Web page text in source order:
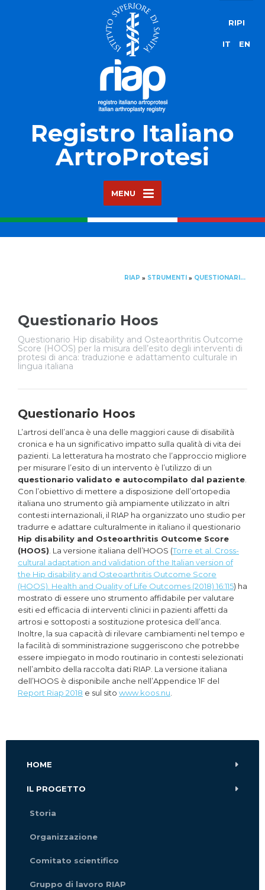
Registro Italiano
ArtroProtesi
MENU
RIPI
IT EN
RIAP » STRUMENTI » QUESTIONARIO HOOS
Questionario Hoos
Questionario Hip disability and Osteaorthritis Outcome
Score (HOOS) per la misura dell’esito degli interventi di
protesi di anca: traduzione e adattamento culturale in
lingua italiana
Questionario Hoos
L’artrosi dell’anca è una delle maggiori cause di disabilità
cronica e ha un significativo impatto sulla qualità di vita dei
pazienti. La letteratura ha mostrato che l’approccio migliore
per misurare l’esito di un intervento è l’utilizzo di un
questionario validato e autocompilato dal paziente
Con l’obiettivo di mettere a disposizione dell’ortopedia
italiana uno strumento già ampiamente utilizzato in altri
contesti internazionali, il RIAP ha organizzato uno studio per
tradurre e adattare culturalmente in italiano il questionario
Hip disability and Osteoarthritis Outcome Score
(HOOS) . La versione italiana dell’HOOS (Torre et al. Cross-
cultural adaptation and validation of the Italian version of
the Hip disability and Osteoarthritis Outcome Score
(HOOS). Health and Quality of Life Outcomes (2018) 16:115) ha
mostrato di essere uno strumento affidabile per valutare
esiti ed efficacia di interventi clinici in pazienti affetti da
artrosi e sottoposti a sostituzione protesica dell’anca.
Inoltre, la sua capacità di rilevare cambiamenti nel tempo e
la facilità di somministrazione suggeriscono che potrebbe
essere impiegato in modo routinario in contesti selezionati
nell’ambito della raccolta dati RIAP. La versione italiana
dell’HOOS è disponibile anche nell’Appendice 1F del
Report Riap 2018 e sul sito www.koos.nu
HOME
IL PROGETTO
Storia
Organizzazione
Comitato scientifico
Gruppo di lavoro RIAP